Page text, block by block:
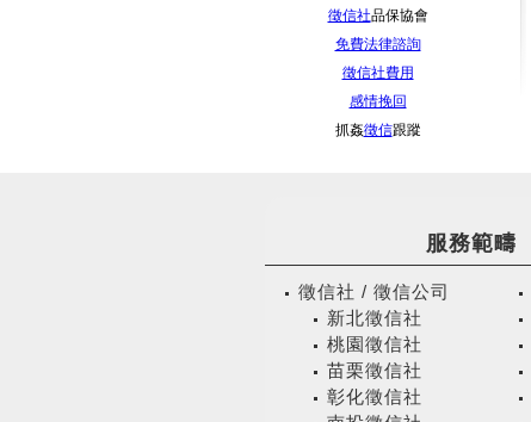
徵信社品保協會
免費法律諮詢
徵信社費用
感情挽回
抓姦徵信跟蹤
服務範疇
徵信社 / 徵信公司
新北徵信社
桃園徵信社
苗栗徵信社
彰化徵信社